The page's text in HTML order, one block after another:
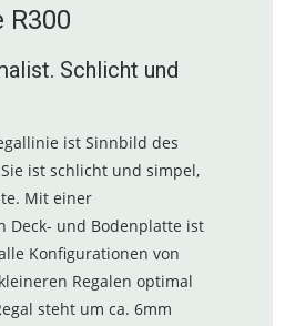
R300
Schlicht und
ist Sinnbild des
ist schlicht und simpel,
Mit einer
Deck- und Bodenplatte ist
Konfigurationen von
Regalen optimal
steht um ca. 6mm